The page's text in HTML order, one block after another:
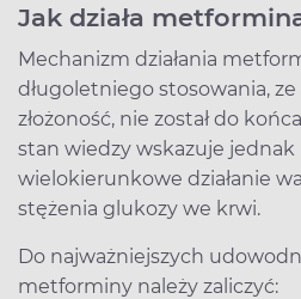
Jak działa
Mechanizm działania
długoletniego stosowania,
złożoność, nie został do
stan wiedzy wskazuje jednak
wielokierunkowe działanie
stężenia glukozy we krwi.
Do najważniejszych
metforminy należy zaliczyć: